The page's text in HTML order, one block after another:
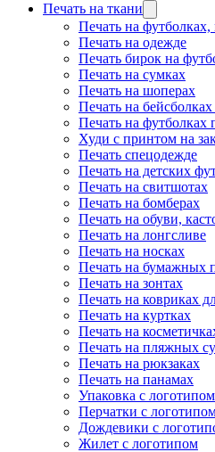
Печать на ткани
Печать на футболках,
Печать на одежде
Печать бирок на
Печать на сумках
Печать на шоперах
Печать на
Печать на футболках
Худи с принтом на
Печать спецодежде
Печать на детских
Печать на свитшотах
Печать на бомберах
Печать на обуви,
Печать на лонгсливе
Печать на носках
Печать на бумажных
Печать на зонтах
Печать на ковриках
Печать на куртках
Печать на
Печать на пляжных
Печать на рюкзаках
Печать на панамах
Упаковка с логотипом
Перчатки с
Дождевики с
Жилет с логотипом